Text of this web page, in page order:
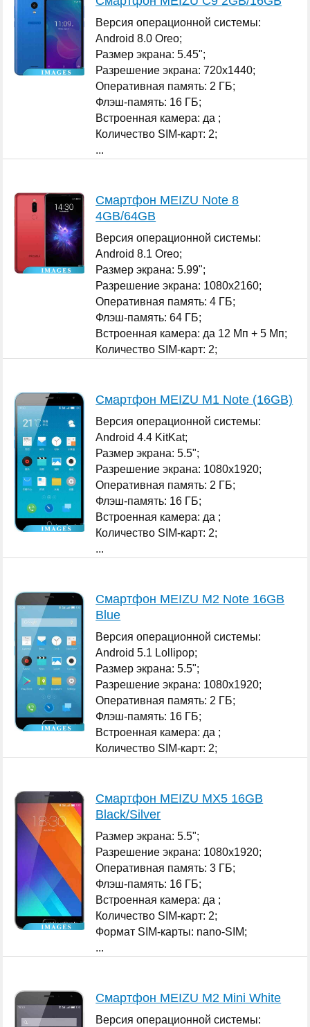
Версия операционной системы:
Android 8.0 Oreo;
Размер экрана: 5.45";
Разрешение экрана: 720x1440;
Оперативная память: 2 ГБ;
Флэш-память: 16 ГБ;
Встроенная камера: да ;
Количество SIM-карт: 2;
...
Смартфон MEIZU Note 8
4GB/64GB
Версия операционной системы:
Android 8.1 Oreo;
Размер экрана: 5.99";
Разрешение экрана: 1080x2160;
Оперативная память: 4 ГБ;
Флэш-память: 64 ГБ;
Встроенная камера: да 12 Мп + 5 Мп;
Количество SIM-карт: 2;
Смартфон MEIZU M1 Note (16GB)
Версия операционной системы:
Android 4.4 KitKat;
Размер экрана: 5.5";
Разрешение экрана: 1080x1920;
Оперативная память: 2 ГБ;
Флэш-память: 16 ГБ;
Встроенная камера: да ;
Количество SIM-карт: 2;
...
Смартфон MEIZU M2 Note 16GB
Blue
Версия операционной системы:
Android 5.1 Lollipop;
Размер экрана: 5.5";
Разрешение экрана: 1080x1920;
Оперативная память: 2 ГБ;
Флэш-память: 16 ГБ;
Встроенная камера: да ;
Количество SIM-карт: 2;
Смартфон MEIZU MX5 16GB
Black/Silver
Размер экрана: 5.5";
Разрешение экрана: 1080x1920;
Оперативная память: 3 ГБ;
Флэш-память: 16 ГБ;
Встроенная камера: да ;
Количество SIM-карт: 2;
Формат SIM-карты: nano-SIM;
...
Смартфон MEIZU M2 Mini White
Версия операционной системы: